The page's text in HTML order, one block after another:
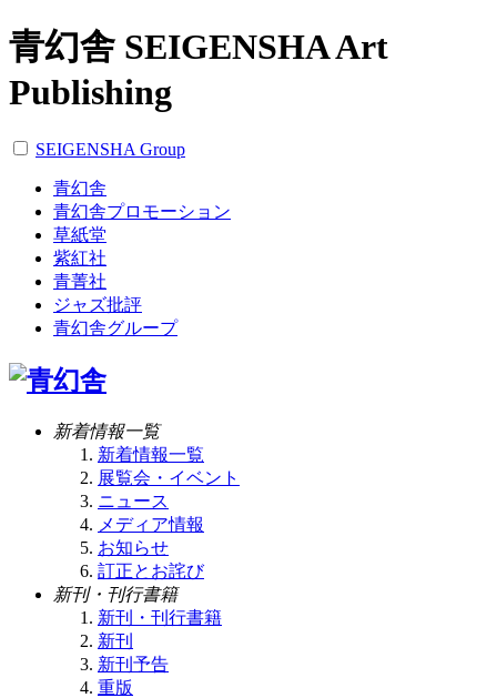
青幻舎 SEIGENSHA Art
Publishing
SEIGENSHA Group
青幻舎
青幻舎プロモーション
草紙堂
紫紅社
青菁社
ジャズ批評
青幻舎グループ
新着情報一覧
新着情報一覧
展覧会・イベント
ニュース
メディア情報
お知らせ
訂正とお詫び
新刊・刊行書籍
新刊・刊行書籍
新刊
新刊予告
重版